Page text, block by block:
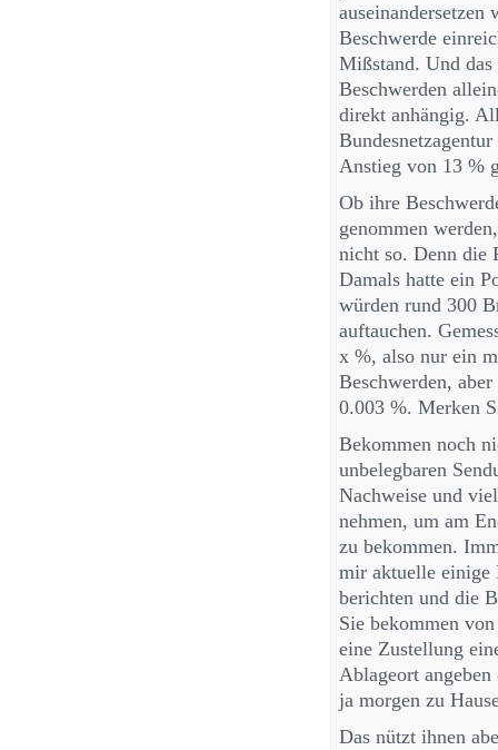
Beschwerde
Mißstand. Und
Beschwerden
direkt anhängig.
Anstieg von 13 %
Ob ihre
genommen
nicht so. Denn die
Damals hatte ein
würden rund 300
auftauchen.
x %, also nur ein
Beschwerden,
0.003 %. Merken
Bekommen noch
unbelegbaren
Nachweise und
nehmen, um am
zu bekommen.
mir aktuelle einige
berichten und die
Sie bekommen
eine Zustellung
Ablageort
ja morgen zu
Das nützt ihnen